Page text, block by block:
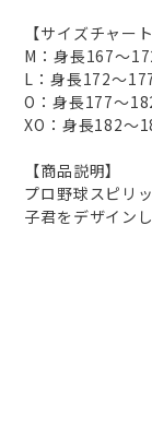
【サイズチャート
M：身長167～
L：身長172～
O：身長177～
XO：身長182～
【商品説明】
プロ野球スピリ
子君をデザイン